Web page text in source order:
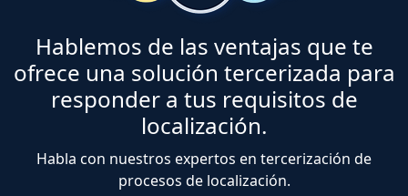
Hablemos de las ventajas que te
ofrece una solución tercerizada para
responder a tus requisitos de
localización.
Habla con nuestros expertos en tercerización de
procesos de localización​.